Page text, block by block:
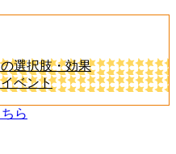
選択肢・効果
ベント
ら